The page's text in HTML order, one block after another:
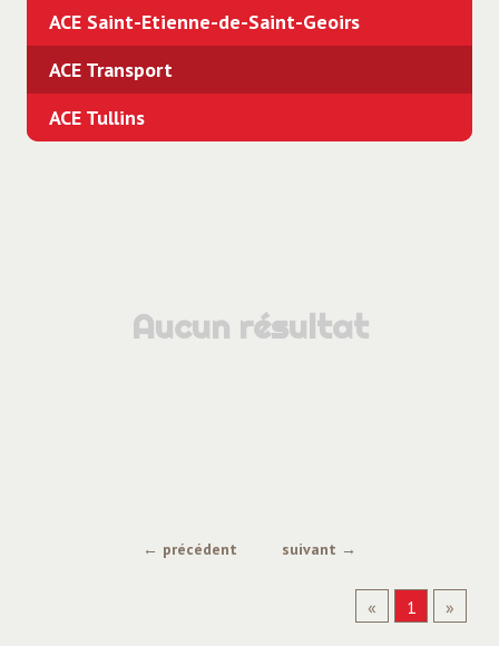
Aucun résultat
Manutention
Mécanique Auto PL Carrosserie
Médical - Santé - Social
ACE Saint-Etienne-de-Saint-Geoirs
ACE Transport
ACE Tullins
← précédent suivant →
« 1 »